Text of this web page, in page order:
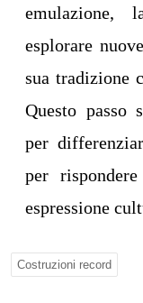
emulazione,
esplorare
sua tradizione
Questo passo
per
per
espressione
Costruzioni record